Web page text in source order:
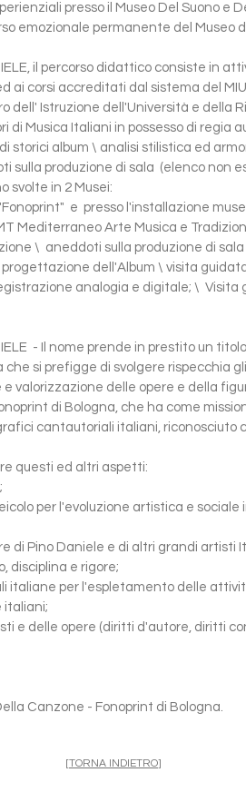
presso il Museo Del Suono e
emozionale permanente del Museo
il percorso didattico consiste in
corsi accreditati dal sistema del
dell' Istruzione dell'Università e della
Musica Italiani in possesso di regia
storici album \ analisi stilistica ed
produzione di sala (elenco non
svolte in 2 Musei:
e presso l'installazione
Mediterraneo Arte Musica e
\ aneddoti sulla produzione di
dell'Album \ visita
analogia e digitale; \ Visita
- Il nome prende in prestito un
che si prefigge di svolgere rispecchia
e valorizzazione delle opere e della
di Bologna, che ha come
cantautoriali italiani, riconosciuto
questi ed altri aspetti:
per l'evoluzione artistica e
di Pino Daniele e di altri grandi artisti
disciplina e rigore;
italiane per l'espletamento delle
italiani;
e delle opere (diritti d'autore, diritti
Canzone - Fonoprint di Bologna.
[TORNA INDIETRO]